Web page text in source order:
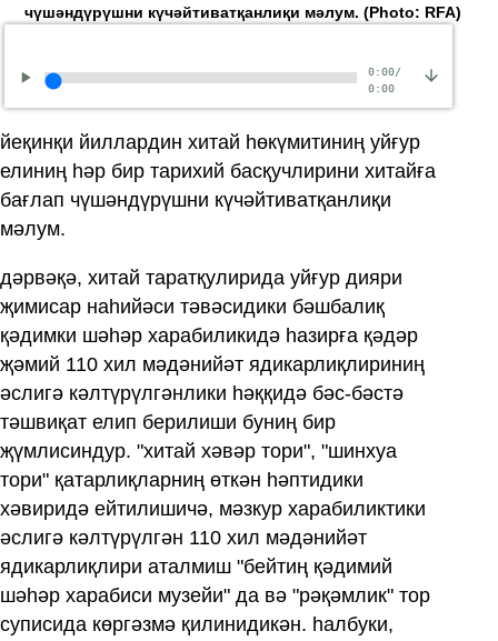
чүшәндүрүшни күчәйтиватқанлиқи мәлум.(Photo: RFA)
0:00/
0:00
йеқинқи йиллардин хитай һөкүмитиниң уйғур
елиниң һәр бир тарихий басқучлирини хитайға
бағлап чүшәндүрүшни күчәйтиватқанлиқи
мәлум.
дәрвәқә, хитай таратқулирида уйғур дияри
җимисар наһийәси тәвәсидики бәшбалиқ
қәдимки шәһәр харабиликидә һазирға қәдәр
җәмий 110 хил мәдәнийәт ядикарлиқлириниң
әслигә кәлтүрүлгәнлики һәққидә бәс-бәстә
тәшвиқат елип берилиши буниң бир
җүмлисиндур. "хитай хәвәр тори", "шинхуа
тори" қатарлиқларниң өткән һәптидики
хәвиридә ейтилишичә, мәзкур харабиликтики
әслигә кәлтүрүлгән 110 хил мәдәнийәт
ядикарлиқлири аталмиш "бейтиң қәдимий
шәһәр харабиси музейи" да вә "рәқәмлик" тор
суписида көргәзмә қилинидикән. һалбуки,